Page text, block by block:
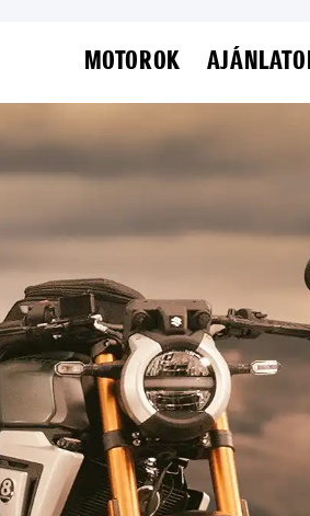
MOTOROK